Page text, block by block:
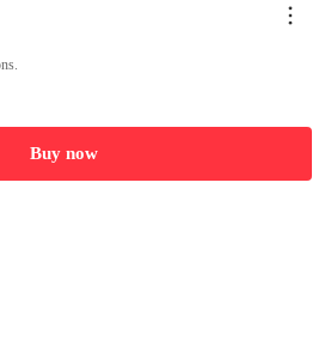
Buy now